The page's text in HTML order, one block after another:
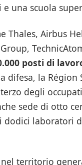
una scuola
Thales, Airbus
posti di
difesa, la Région
degli
sede di otto
dodici laboratori
territorio